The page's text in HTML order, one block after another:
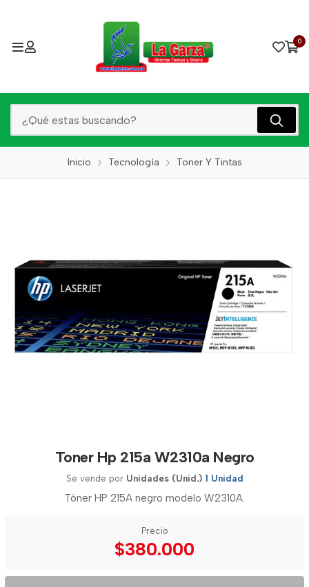
0
Inicio Tecnología Toner Y Tintas
Toner Hp 215a W2310a Negro
Se vende por Unidades (Unid.) 1 Unidad
Tóner HP 215A negro modelo W2310A.
Precio
$380.000